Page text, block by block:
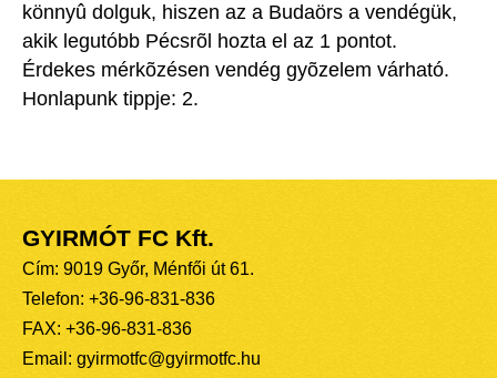
könnyû dolguk, hiszen az a Budaörs a vendégük,
akik legutóbb Pécsrõl hozta el az 1 pontot.
Érdekes mérkõzésen vendég gyõzelem várható.
Honlapunk tippje: 2.
GYIRMÓT FC Kft.
Cím: 9019 Győr, Ménfői út 61.
Telefon: +36-96-831-836
FAX: +36-96-831-836
Email: gyirmotfc@gyirmotfc.hu